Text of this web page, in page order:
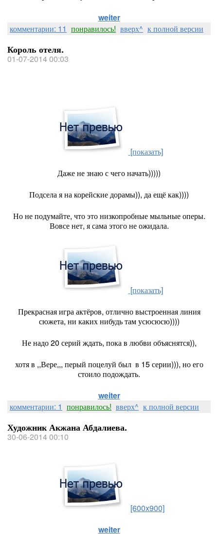
weiter
комментарии: 11 понравилось! вверх^ к полной версии
Король отеля.
01-07-2014 00:03
[показать]
Даже не знаю с чего начать)))))
Подсела я на корейские дорамы)), да ещё как))))
Но не подумайте, что это низкопробные мыльные оперы.
Вовсе нет, я сама этого не ожидала.
[показать]
Прекрасная игра актёров, отлично выстроенная линия
сюжета, ни каких нибудь там усюсюсю))))
Не надо 20 серий ждать, пока в любви объяснятся)),
хотя в ,,Вере,,, перый поцелуй был в 15 серии))), но его
стоило подождать.
weiter
комментарии: 1 понравилось! вверх^ к полной версии
Художник Акжана Абдалиева.
30-06-2014 00:10
[600x900]
weiter